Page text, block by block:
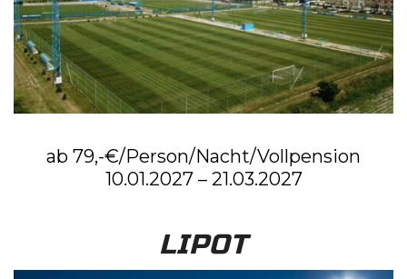
ab 79,-€/Person/Nacht/Vollpension
10.01.2027 – 21.03.2027
LIPOT